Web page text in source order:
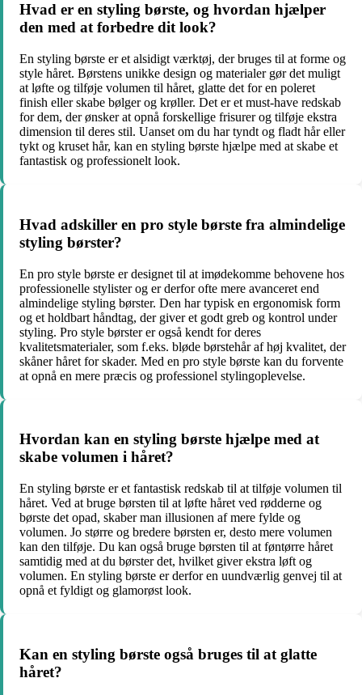
Hvad er en styling børste, og hvordan hjælper
den med at forbedre dit look?
En styling børste er et alsidigt værktøj, der bruges til at forme og
style håret. Børstens unikke design og materialer gør det muligt
at løfte og tilføje volumen til håret, glatte det for en poleret
finish eller skabe bølger og krøller. Det er et must-have redskab
for dem, der ønsker at opnå forskellige frisurer og tilføje ekstra
dimension til deres stil. Uanset om du har tyndt og fladt hår eller
tykt og kruset hår, kan en styling børste hjælpe med at skabe et
fantastisk og professionelt look.
Hvad adskiller en pro style børste fra almindelige
styling børster?
En pro style børste er designet til at imødekomme behovene hos
professionelle stylister og er derfor ofte mere avanceret end
almindelige styling børster. Den har typisk en ergonomisk form
og et holdbart håndtag, der giver et godt greb og kontrol under
styling. Pro style børster er også kendt for deres
kvalitetsmaterialer, som f.eks. bløde børstehår af høj kvalitet, der
skåner håret for skader. Med en pro style børste kan du forvente
at opnå en mere præcis og professionel stylingoplevelse.
Hvordan kan en styling børste hjælpe med at
skabe volumen i håret?
En styling børste er et fantastisk redskab til at tilføje volumen til
håret. Ved at bruge børsten til at løfte håret ved rødderne og
børste det opad, skaber man illusionen af mere fylde og
volumen. Jo større og bredere børsten er, desto mere volumen
kan den tilføje. Du kan også bruge børsten til at føntørre håret
samtidig med at du børster det, hvilket giver ekstra løft og
volumen. En styling børste er derfor en uundværlig genvej til at
opnå et fyldigt og glamorøst look.
Kan en styling børste også bruges til at glatte
håret?